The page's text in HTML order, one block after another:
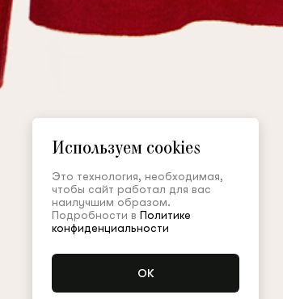
Используем cookies
Это технология, необходимая,
чтобы сайт работал для вас
наилучшим образом.
Подробности в Политике
конфиденциальности